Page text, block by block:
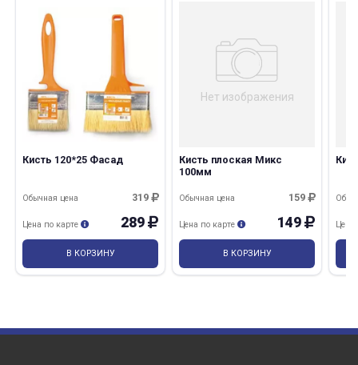
Кисть 120*25 Фасад
319
Обычная цена
289
Цена по карте
В КОРЗИНУ
Нет изображения
Кисть плоская Микс
100мм
159
Обычная цена
149
Цена по карте
В КОРЗИНУ
Цена